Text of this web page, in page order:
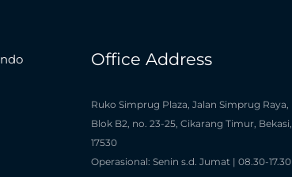
Office Address
Ruko Simprug Plaza, Jalan Simprug Raya,
Blok B2, no. 23-25, Cikarang Timur, Bekasi,
17530
Operasional: Senin s.d. Jumat | 08.30-17.30